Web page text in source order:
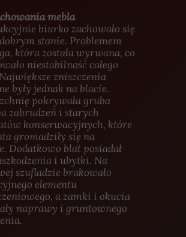
mebla
biurko zachowało się
stanie. Problemem
która została wyrwana, co
niestabilność całego
zniszczenia
były jednak na blacie.
pokrywała gruba
zabrudzeń i starych
konserwacyjnych, które
gromadziły się na
Dodatkowo blat posiadał
i ubytki. Na
szufladzie brakowało
elementu
a zamki i okucia
naprawy i gruntownego